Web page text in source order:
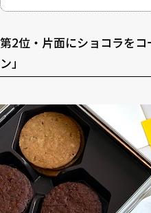
第2位・片面にショコラを
ン」